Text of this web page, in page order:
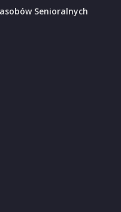
Senioralnych